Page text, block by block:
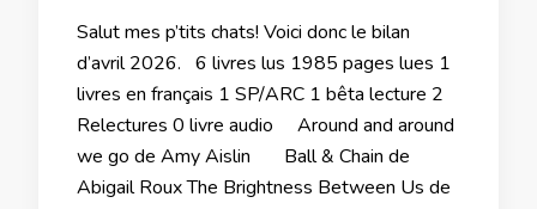
Salut mes p’tits chats! Voici donc le bilan
d’avril 2026. 6 livres lus 1985 pages lues 1
livres en français 1 SP/ARC 1 bêta lecture 2
Relectures 0 livre audio Around and around
we go de Amy Aislin Ball & Chain de
Abigail Roux The Brightness Between Us de